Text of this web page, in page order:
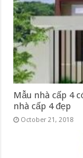
Mẫu nhà cấp 4
nhà cấp 4 đẹp
October 21, 2018